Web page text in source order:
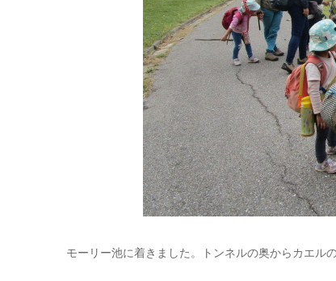
モーリー池に着きました。トンネルの奥からカエル